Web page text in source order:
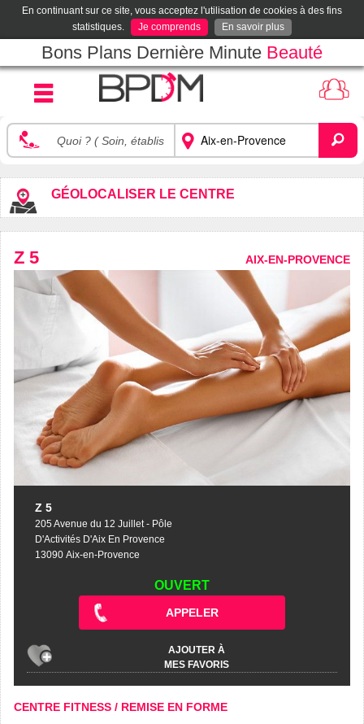
En continuant sur ce site, vous acceptez l'utilisation de cookies à des fins
statistiques.
Je comprends En savoir plus
Bons Plans Dernière Minute Beauté
GÉOLOCALISER LE CENTRE
Z 5 AIX-EN-PROVENCE
Z 5
205 Avenue du 12 Juillet - Pôle
D'Activités D'Aix En Provence
13090 Aix-en-Provence
OUVERT
APPELER
AJOUTER À
MES FAVORIS
CENTRE FITNESS / REMISE EN FORME